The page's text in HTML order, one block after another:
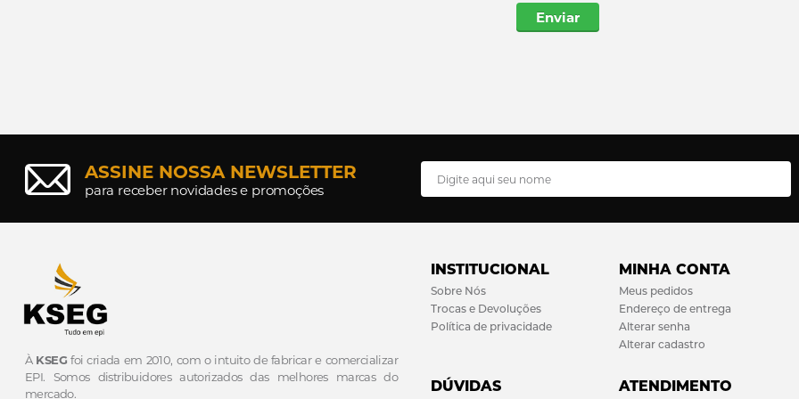
Enviar
ASSINE NOSSA NEWSLETTER
para receber novidades e promoções
À KSEG foi criada em 2010, com o intuito de fabricar e comercializar
EPI. Somos distribuidores autorizados das melhores marcas do
mercado.
INSTITUCIONAL
Sobre Nós
Trocas e Devoluções
Política de privacidade
MINHA CONTA
Meus pedidos
Endereço de entrega
Alterar senha
Alterar cadastro
DÚVIDAS ATENDIMENTO